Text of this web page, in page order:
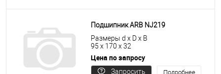
Подшипник ARB NJ219
Размеры d x D x B
95 x 170 x 32
Цена по запросу
Запросить
Подробнее